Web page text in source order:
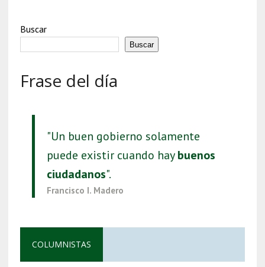
Buscar
Buscar
Frase del día
"Un buen gobierno solamente
puede existir cuando haybuenos
ciudadanos".
Francisco I. Madero
COLUMNISTAS